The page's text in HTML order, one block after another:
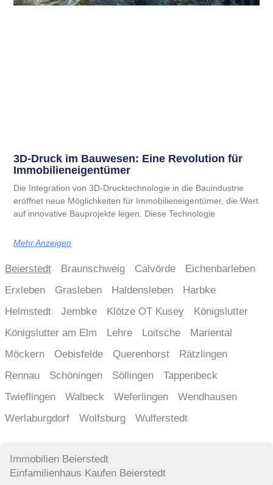
3D-Druck im Bauwesen: Eine Revolution für
Immobilieneigentümer
Die Integration von 3D-Drucktechnologie in die Bauindustrie
eröffnet neue Möglichkeiten für Immobilieneigentümer, die Wert
auf innovative Bauprojekte legen. Diese Technologie
Mehr Anzeigen
Beierstedt Braunschweig Calvörde
Eichenbarleben
Erxleben
Grasleben Haldensleben
Harbke
Helmstedt
Jembke Klötze OT Kusey
Königslutter
Königslutter am Elm
Lehre Loitsche
Mariental
Möckern
Oebisfelde Querenhorst
Rätzlingen
Rennau
Schöningen Söllingen
Tappenbeck
Twieflingen
Walbeck Weferlingen
Wendhausen
Werlaburgdorf
Wolfsburg Wulferstedt
Immobilien Beierstedt
Einfamilienhaus Kaufen Beierstedt